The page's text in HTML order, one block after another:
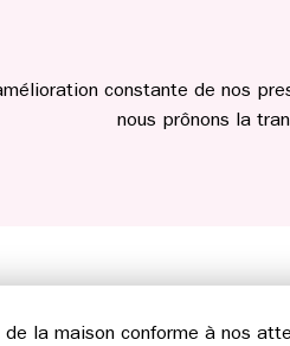
constante de nos
nous prônons la
de la maison conforme à nos